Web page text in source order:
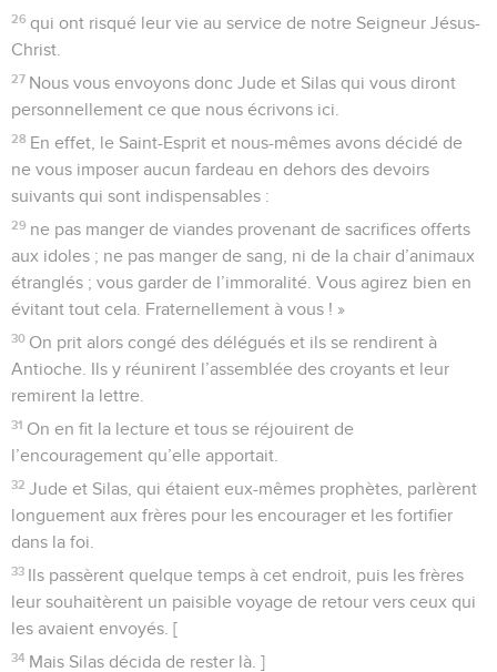
26 qui ont risqué leur vie au service de notre Seigneur Jésus-
Christ.
27 Nous vous envoyons donc Jude et Silas qui vous diront
personnellement ce que nous écrivons ici.
28 En effet, le Saint-Esprit et nous-mêmes avons décidé de
ne vous imposer aucun fardeau en dehors des devoirs
suivants qui sont indispensables :
29 ne pas manger de viandes provenant de sacrifices offerts
aux idoles ; ne pas manger de sang, ni de la chair d’animaux
étranglés ; vous garder de l’immoralité. Vous agirez bien en
évitant tout cela. Fraternellement à vous ! »
30 On prit alors congé des délégués et ils se rendirent à
Antioche. Ils y réunirent l’assemblée des croyants et leur
remirent la lettre.
31 On en fit la lecture et tous se réjouirent de
l’encouragement qu’elle apportait.
32 Jude et Silas, qui étaient eux-mêmes prophètes, parlèrent
longuement aux frères pour les encourager et les fortifier
dans la foi.
33 Ils passèrent quelque temps à cet endroit, puis les frères
leur souhaitèrent un paisible voyage de retour vers ceux qui
les avaient envoyés. [
34 Mais Silas décida de rester là. ]